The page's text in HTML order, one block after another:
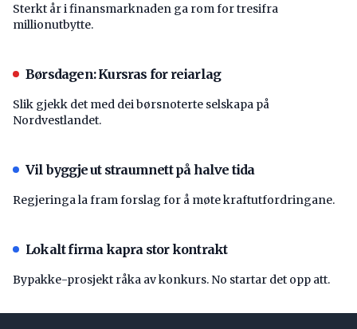
Sterkt år i finansmarknaden ga rom for tresifra
millionutbytte.
Børsdagen: Kursras for reiarlag
Slik gjekk det med dei børsnoterte selskapa på
Nordvestlandet.
Vil byggje ut straumnett på halve tida
Regjeringa la fram forslag for å møte kraftutfordringane.
Lokalt firma kapra stor kontrakt
Bypakke-prosjekt råka av konkurs. No startar det opp att.